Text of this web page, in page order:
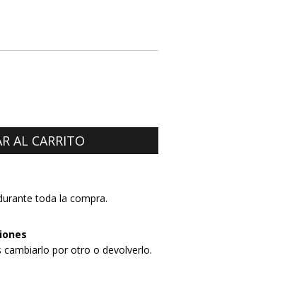
toda la compra.
cambiarlo por otro o devolverlo.